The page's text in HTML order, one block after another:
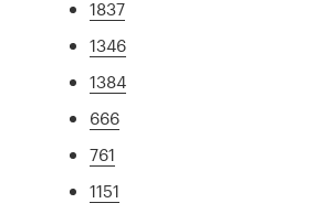
1837
1346
1384
666
761
1151